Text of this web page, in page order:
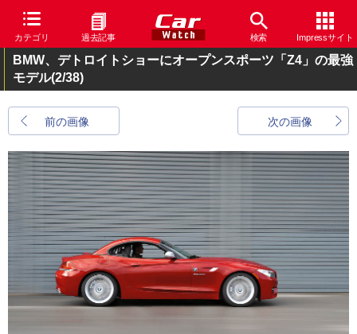
カテゴリ 過去記事 検索 Impressサイト
BMW、デトロイトショーにオープンスポーツ「Z4」の最強
モデル(2/38)
前の画像 次の画像